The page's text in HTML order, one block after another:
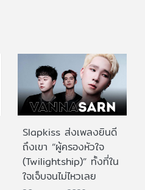
Slapkiss ส่งเพลงยินดี
ถึงเขา “ผู้ครองหัวใจ
(Twilightship)” ทั้งที่ใน
ใจเจ็บจนไม่ไหวเลย